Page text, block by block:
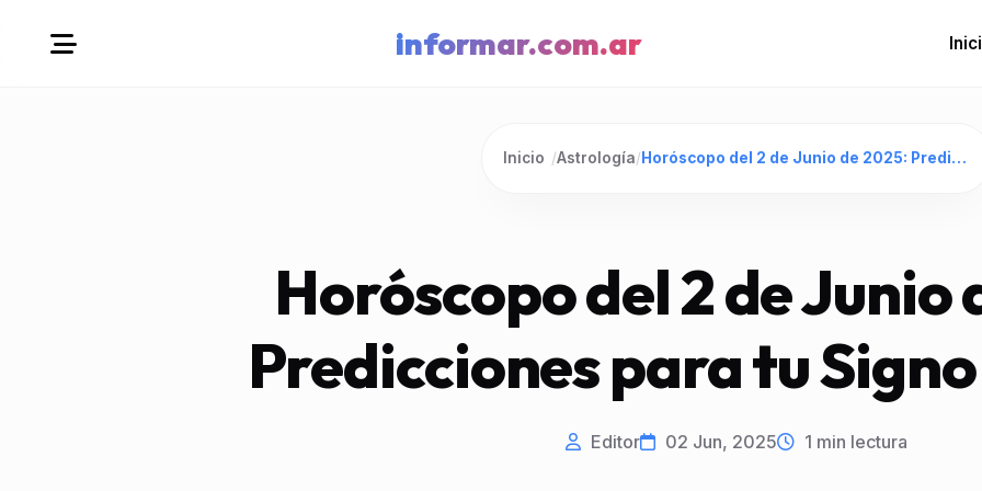
informar.com.ar
Inicio /Astrología/ Horóscopo del 2 de Junio de 2025: Predicciones para tu Signo Zodiacal
Horóscopo del 2 de Junio
Predicciones para tu
Editor 02 Jun, 2025 1 min lectura